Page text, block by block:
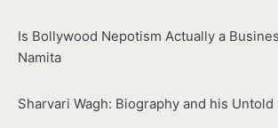
Is Bollywood Nepotism Actually a
Namita
Sharvari Wagh: Biography and his